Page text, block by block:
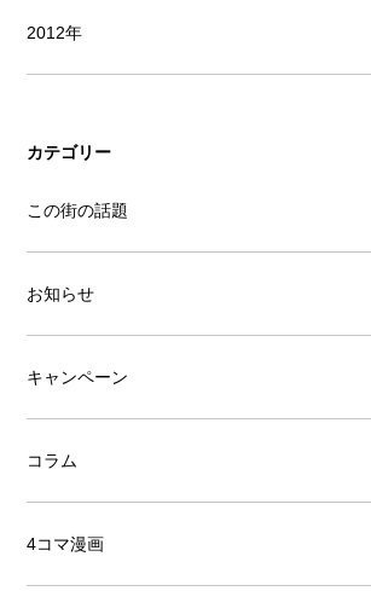
2012年
カテゴリー
この街の話題
お知らせ
キャンペーン
コラム
4コマ漫画